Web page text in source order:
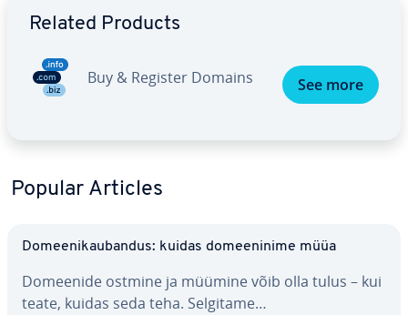
Related Products
Buy & Register Domains See more
Popular Articles
Do­mee­ni­kau­ban­dus: kuidas do­mee­ninime müüa
Domeenide ostmine ja müümine võib olla tulus – kui
teate, kuidas seda teha. Selgitame…